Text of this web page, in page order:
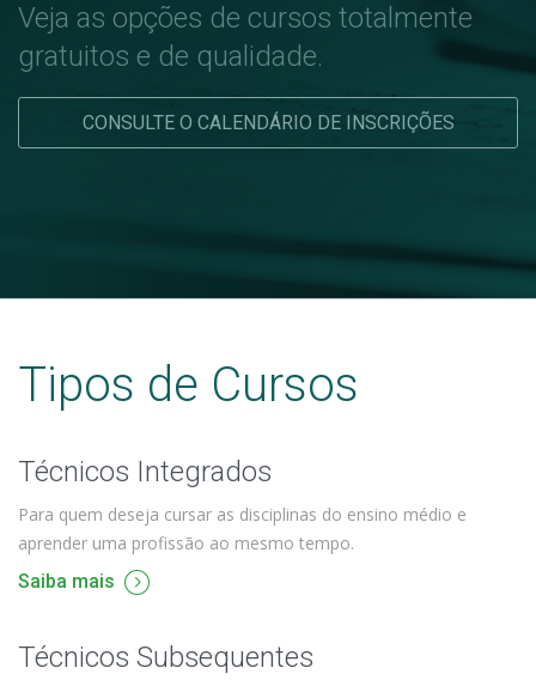
Veja as opções de cursos totalmente
gratuitos e de qualidade.
CONSULTE O CALENDÁRIO DE INSCRIÇÕES
Tipos de Cursos
Técnicos Integrados
Para quem deseja cursar as disciplinas do ensino médio e
aprender uma profissão ao mesmo tempo.
Saiba mais
Técnicos Subsequentes